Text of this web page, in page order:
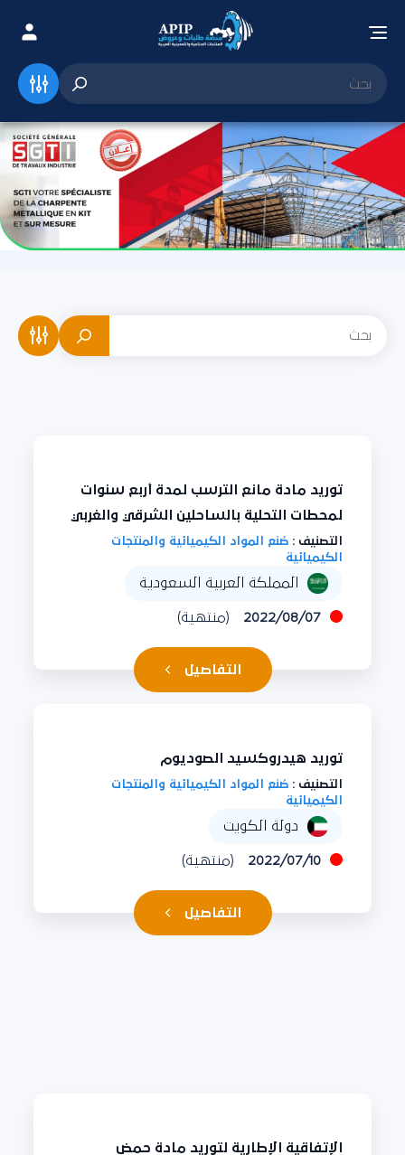
توريد مادة مانع الترسب لمدة أربع سنوات
لمحطات التحلية بالساحلين الشرقي والغربي
التصنيف : صُنع المواد الكيميائية والمنتجات
الكيميائية
المملكة العربية السعودية
2022/08/07 (منتهية)
التفاصيل
توريد هيدروكسيد الصوديوم
التصنيف : صُنع المواد الكيميائية والمنتجات
الكيميائية
دولة الكويت
2022/07/10 (منتهية)
التفاصيل
الإتفاقية الإطارية لتوريد مادة حمض